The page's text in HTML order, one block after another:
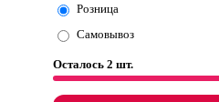
Розница
Самовывоз
Осталось 2 шт.